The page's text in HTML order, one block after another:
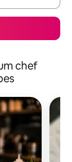
chef